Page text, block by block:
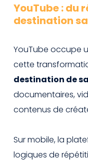
YouTube : du
destination
YouTube occupe
cette
destination de
documentaires,
contenus de
Sur mobile, la
logiques de